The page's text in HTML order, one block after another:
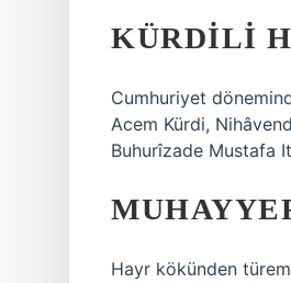
KÜRDILI
Cumhuriyet
Acem Kürdi,
Buhurîzade Mustafa
Hayr kökünden